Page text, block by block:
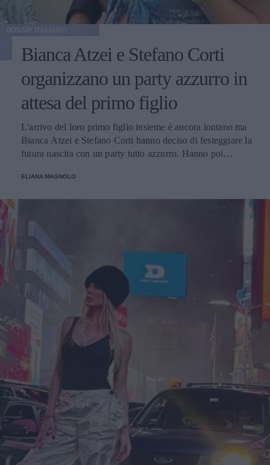
Bianca Atzei e Stefano Corti
organizzano un party azzurro in
attesa del primo figlio
L'arrivo del loro primo figlio insieme è ancora lontano ma
Bianca Atzei e Stefano Corti hanno deciso di festeggiare la
futura nascita con un party tutto azzurro. Hanno poi
famiglia.
ELIANA MAGNOLO